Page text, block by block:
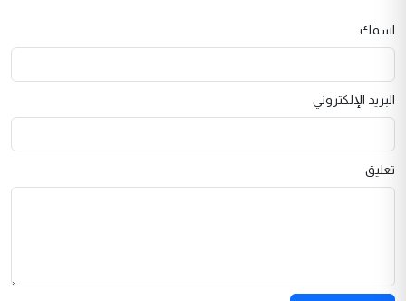
اسمك
البريد الإلكتروني
تعليق